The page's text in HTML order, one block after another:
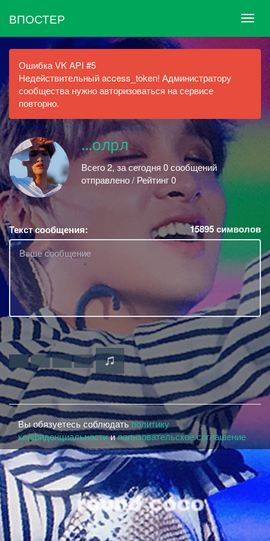
ВПОСТЕР
Ошибка VK API #5
Недействительный access_token! Администратору
сообщества нужно авторизоваться на сервисе
повторно.
...олрл
Всего 2, за сегодня 0 сообщений
отправлено / Рейтинг 0
Текст сообщения: 15895символов
Вы обязуетесь соблюдатьполитику
конфиденциальностиипользовательское соглашение